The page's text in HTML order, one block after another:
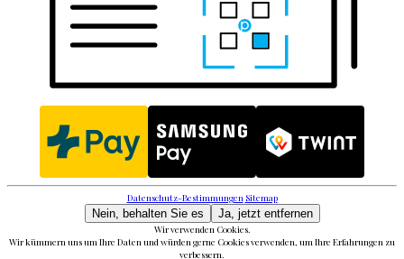
Datenschutz-Bestimmungen Sitemap
Nein, behalten Sie es Ja, jetzt entfernen
Wir verwenden Cookies.
Wir kümmern uns um Ihre Daten und würden gerne Cookies verwenden, um Ihre Erfahrungen zu
verbessern.